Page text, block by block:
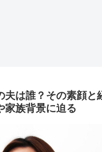
夫は誰？その素顔と
家族背景に迫る